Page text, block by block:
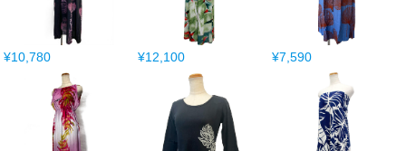
¥10,780 ¥12,100 ¥7,590